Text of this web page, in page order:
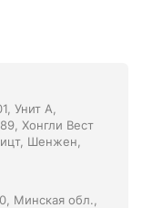
Унит A,
Хонгли Вест
Шенжен,
Минская обл.,